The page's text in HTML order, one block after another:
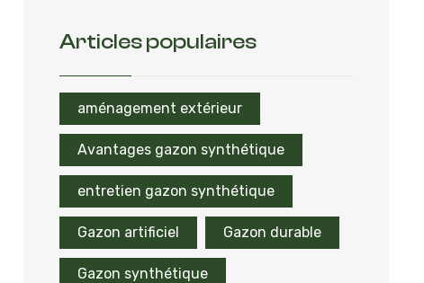
Articles populaires
aménagement extérieur
Avantages gazon synthétique
entretien gazon synthétique
Gazon artificiel Gazon durable
Gazon synthétique